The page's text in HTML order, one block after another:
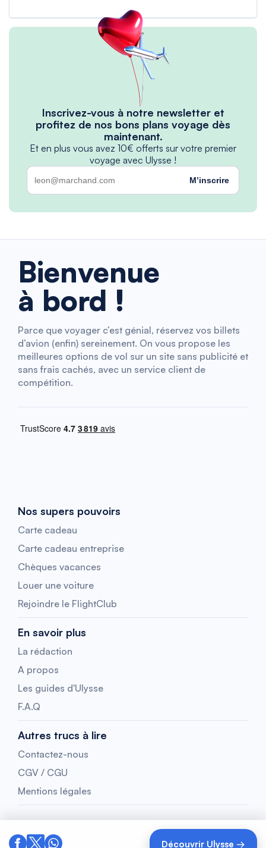
Découvrir Ulysse →
Inscrivez-vous à notre newsletter et
profitez de nos bons plans voyage dès
maintenant.
Et en plus vous avez 10€ offerts sur votre premier
voyage avec Ulysse !
M’inscrire
Bienvenue
à bord !
Parce que voyager c’est génial, réservez vos billets
d’avion (enfin) sereinement. On vous propose les
meilleures options de vol sur un site sans publicité et
sans frais cachés, avec un service client de
compétition.
Nos supers pouvoirs
Carte cadeau
Carte cadeau entreprise
Chèques vacances
Louer une voiture
Rejoindre le FlightClub
En savoir plus
La rédaction
A propos
Les guides d'Ulysse
F.A.Q
Autres trucs à lire
Contactez-nous
CGV / CGU
Mentions légales